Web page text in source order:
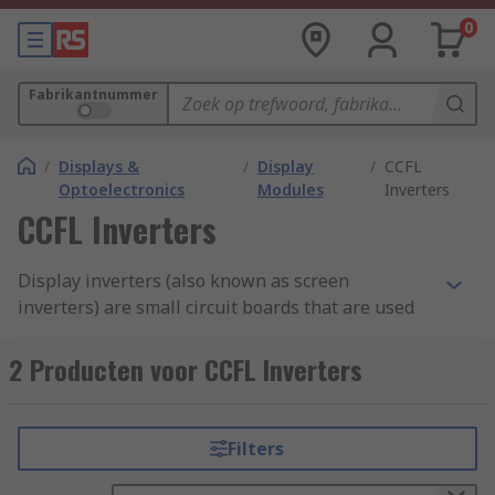
0
Fabrikantnummer
/ Displays &
Optoelectronics
/ Display
Modules
/ CCFL
Inverters
CCFL Inverters
Display inverters (also known as screen
inverters) are small circuit boards that are used
show images). They change the direct current
(DC) charge from the circuit's motherboard into
display inverters are a kind of power adapter.
2 Producten voor CCFL Inverters
Filters